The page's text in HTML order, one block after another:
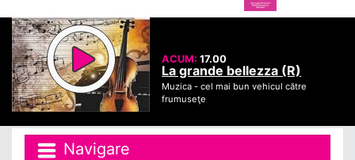
ACUM:17.00
La grande bellezza (R)
Muzica -cel mai bun vehicul către
frumuseţe
Navigare